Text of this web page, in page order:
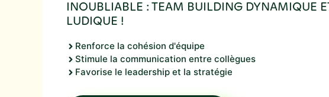
INOUBLIABLE : TEAM BUILDING DYNAMIQUE
LUDIQUE !
Renforce la cohésion d'équipe
Stimule la communication entre collègues
Favorise le leadership et la stratégie